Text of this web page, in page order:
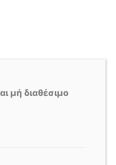
μή διαθέσιμο